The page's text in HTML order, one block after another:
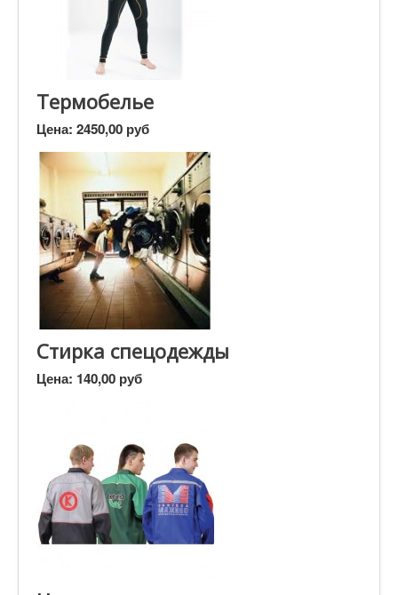
Термобелье
Цена: 2450,00 руб
Стирка спецодежды
Цена: 140,00 руб